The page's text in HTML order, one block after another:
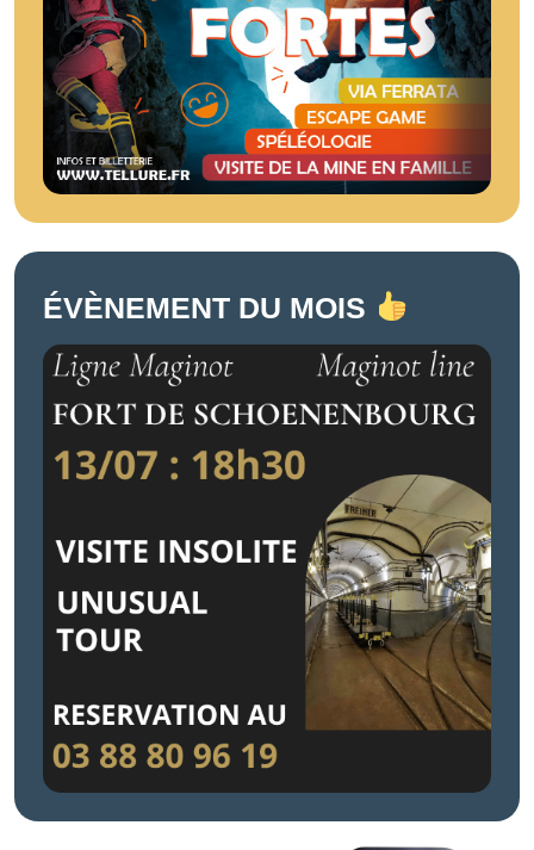
ÉVÈNEMENT DU MOIS